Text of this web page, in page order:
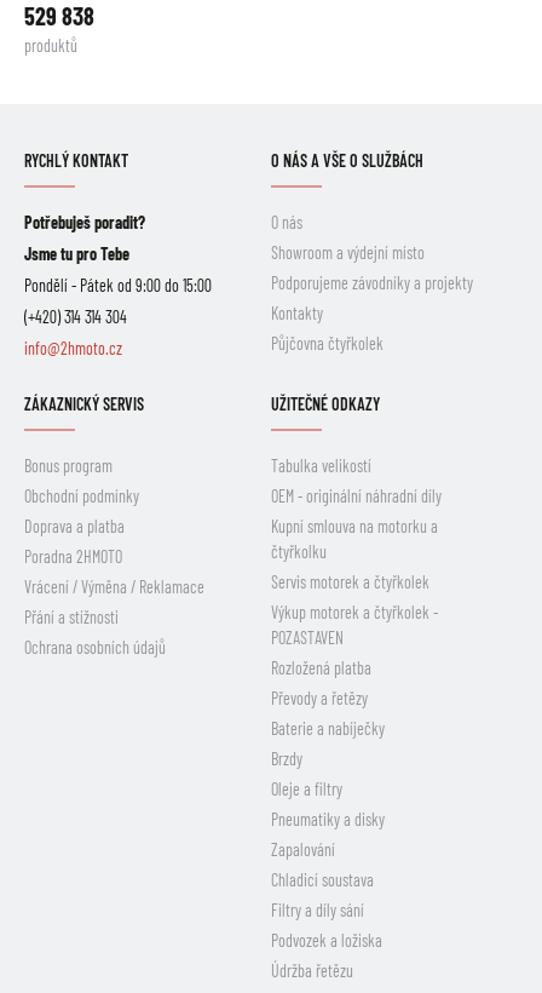
529 838
produktů
RYCHLÝ KONTAKT
Potřebuješ poradit?
Jsme tu pro Tebe
Pondělí - Pátek od 9:00 do 15:00
(+420) 314 314 304
info@2hmoto.cz
O NÁS A VŠE O SLUŽBÁCH
O nás
Showroom a výdejní místo
Podporujeme závodníky a projekty
Kontakty
Půjčovna čtyřkolek
ZÁKAZNICKÝ SERVIS
Bonus program
Obchodní podmínky
Doprava a platba
Poradna 2HMOTO
Vrácení / Výměna / Reklamace
Přání a stížnosti
Ochrana osobních údajů
UŽITEČNÉ ODKAZY
Tabulka velikostí
OEM - originální náhradní díly
Kupní smlouva na motorku a
čtyřkolku
Servis motorek a čtyřkolek
Výkup motorek a čtyřkolek -
POZASTAVEN
Rozložená platba
Převody a řetězy
Baterie a nabíječky
Brzdy
Oleje a filtry
Pneumatiky a disky
Zapalování
Chladicí soustava
Filtry a díly sání
Podvozek a ložiska
Údržba řetězu